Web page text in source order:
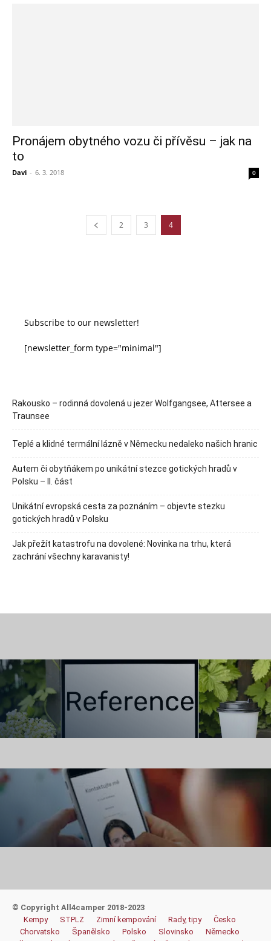
Pronájem obytného vozu či přívěsu – jak na
to
Davi - 6. 3. 2018 0
2 3 4
Subscribe to our newsletter!
[newsletter_form type="minimal"]
Rakousko – rodinná dovolená u jezer Wolfgangsee, Attersee a
Traunsee
Teplé a klidné termální lázně v Německu nedaleko našich hranic
Autem či obytňákem po unikátní stezce gotických hradů v
Polsku – II. část
Unikátní evropská cesta za poznáním – objevte stezku
gotických hradů v Polsku
Jak přežít katastrofu na dovolené: Novinka na trhu, která
zachrání všechny karavanisty!
© Copyright All4camper 2018-2023
Kempy
STPLZ Zimní kempování Rady, tipy
Česko
Chorvatsko
Španělsko Polsko Slovinsko
Německo